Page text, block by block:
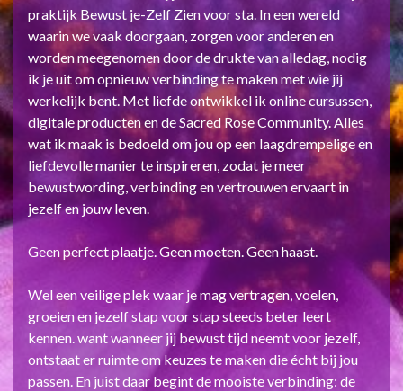
praktijk Bewust je-Zelf Zien voor sta. In een wereld
waarin we vaak doorgaan, zorgen voor anderen en
worden meegenomen door de drukte van alledag, nodig
ik je uit om opnieuw verbinding te maken met wie jij
werkelijk bent. Met liefde ontwikkel ik online cursussen,
digitale producten en de Sacred Rose Community. Alles
wat ik maak is bedoeld om jou op een laagdrempelige en
liefdevolle manier te inspireren, zodat je meer
bewustwording, verbinding en vertrouwen ervaart in
jezelf en jouw leven.
Geen perfect plaatje. Geen moeten. Geen haast.
Wel een veilige plek waar je mag vertragen, voelen,
groeien en jezelf stap voor stap steeds beter leert
kennen. want wanneer jij bewust tijd neemt voor jezelf,
ontstaat er ruimte om keuzes te maken die écht bij jou
passen. En juist daar begint de mooiste verbinding: de